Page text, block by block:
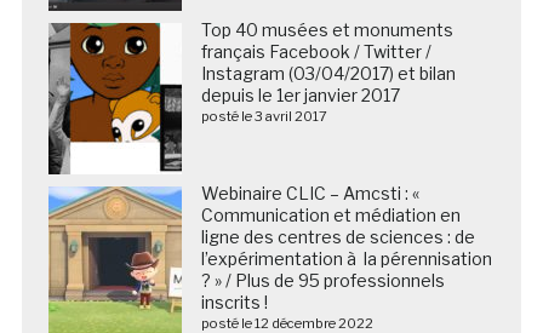
Top 40 musées et monuments
français Facebook / Twitter /
Instagram (03/04/2017) et bilan
depuis le 1er janvier 2017
posté le 3 avril 2017
Webinaire CLIC – Amcsti : «
Communication et médiation en
ligne des centres de sciences : de
l’expérimentation à la pérennisation
? » / Plus de 95 professionnels
inscrits !
posté le 12 décembre 2022